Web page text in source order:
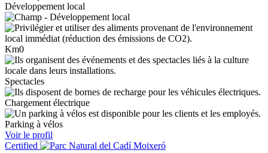
Développement local
Km0
Spectacles
Chargement électrique
Parking à vélos
Voir le profil
Certified